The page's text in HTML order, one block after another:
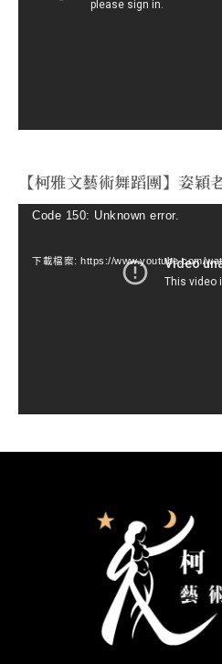
【柯雅文藝術舞蹈團】姿穎
視Code 150: Unknown error.
下載檔案: https://www.youtube.com/